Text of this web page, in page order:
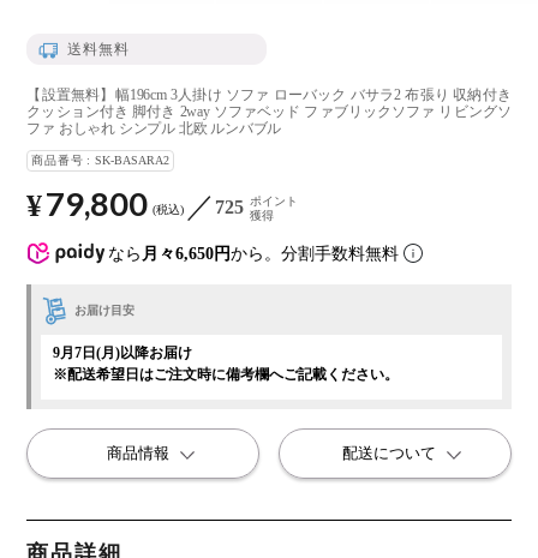
商品詳細
送料無料
【設置無料】幅196cm 3人掛け ソファ ローバック バサラ2 布張り 収納付き
クッション付き 脚付き 2way ソファベッド ファブリックソファ リビングソ
ファ おしゃれ シンプル 北欧 ルンバブル
商品番号 SK-BASARA2
なら 月々6,650円から。分割手数料無料
¥79,800 税込 725 ポイント
獲得
お届け目安
9月7日(月)以降お届け
※配送希望日はご注文時に備考欄へご記載ください。
商品情報 配送について